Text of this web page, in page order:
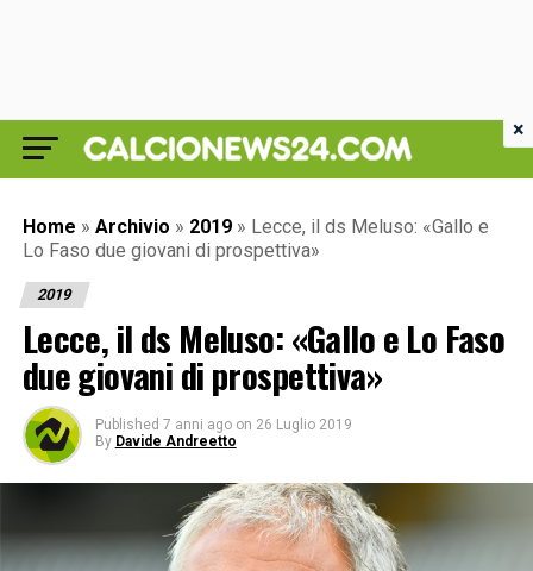
Home » Archivio » 2019 » Lecce, il ds Meluso: «Gallo e
Lo Faso due giovani di prospettiva»
2019
Lecce, il ds Meluso: «Gallo e Lo Faso
due giovani di prospettiva»
Published 7 anni ago on 26 Luglio 2019
By Davide Andreetto
×